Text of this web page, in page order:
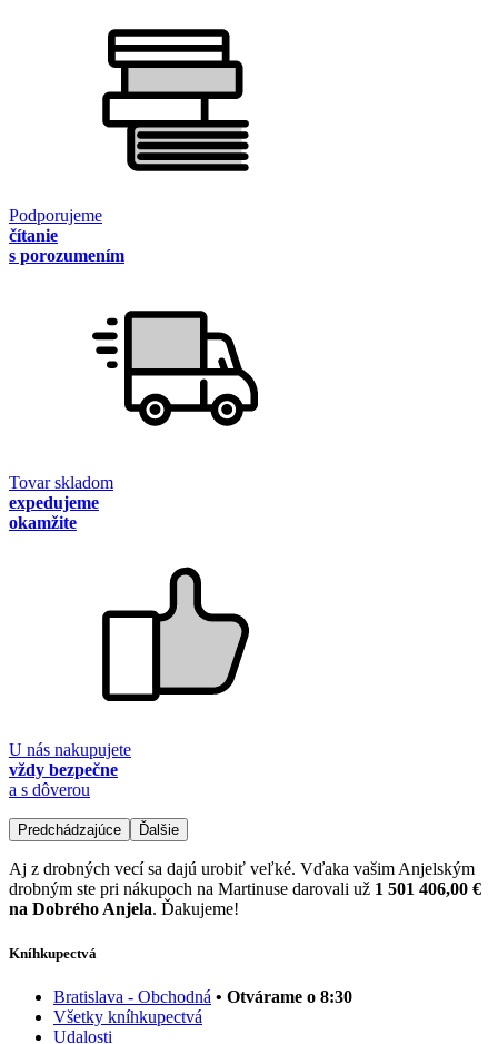
Podporujeme
čítanie
s porozumením
Tovar skladom
expedujeme
okamžite
U nás nakupujete
vždy bezpečne
a s dôverou
Predchádzajúce Ďalšie
Aj z drobných vecí sa dajú urobiť veľké. Vďaka vašim Anjelským
drobným ste pri nákupoch na Martinuse darovali už 1 501 406,00 €
na Dobrého Anjela. Ďakujeme!
Kníhkupectvá
Bratislava - Obchodná • Otvárame o 8:30
Všetky kníhkupectvá
Udalosti